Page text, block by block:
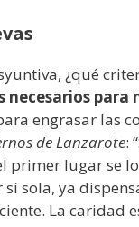
¿qué
necesarios
engrasar las
de Lanzarote:
primer lugar se
sola, ya
La caridad